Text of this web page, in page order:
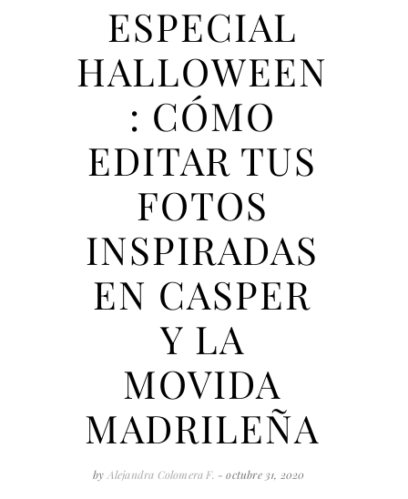
ESPECIAL
HALLOWEEN
: CÓMO
EDITAR TUS
FOTOS
INSPIRADAS
EN CASPER
Y LA
MOVIDA
MADRILEÑA
by Alejandra Colomera F. - octubre 31, 2020